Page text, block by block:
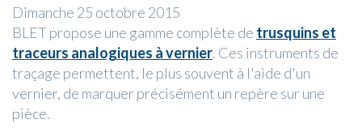
Dimanche 25 octobre 2015
BLET propose une gamme complète de trusquins et
traceurs analogiques à vernier. Ces instruments de
traçage permettent, le plus souvent à l'aide d'un
vernier, de marquer précisément un repère sur une
pièce.